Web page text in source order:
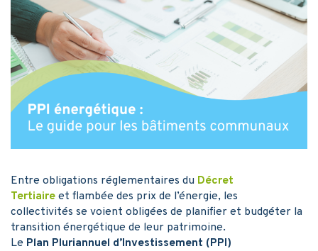
Entre obligations réglementaires du Décret
Tertiaire et flambée des prix de l’énergie, les
collectivités se voient obligées de planifier et budgéter la
transition énergétique de leur patrimoine.
Le Plan Pluriannuel d’Investissement (PPI)